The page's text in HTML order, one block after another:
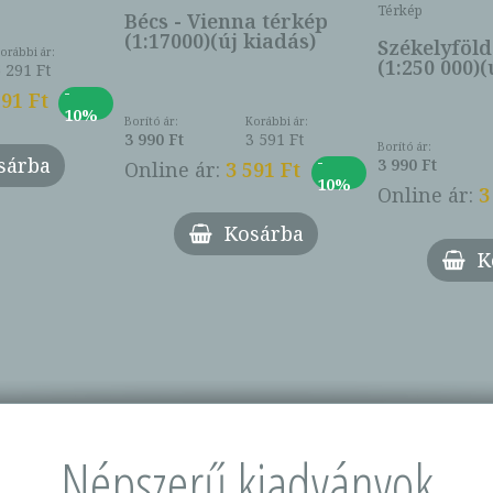
ár:
291 Ft
Ft
-
10%
Bécs - Vienna térkép
(1:17000)(új kiadás)
Borító ár:
3 990 Ft
Korábbi ár:
3 591 Ft
Online ár: 3 591 Ft
-
10%
Kosárba
Térkép
(1:250
Borító ár:
3 990 Ft
Online ár: